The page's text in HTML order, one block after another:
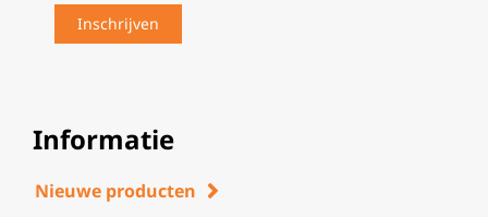
Informatie
Nieuwe producten